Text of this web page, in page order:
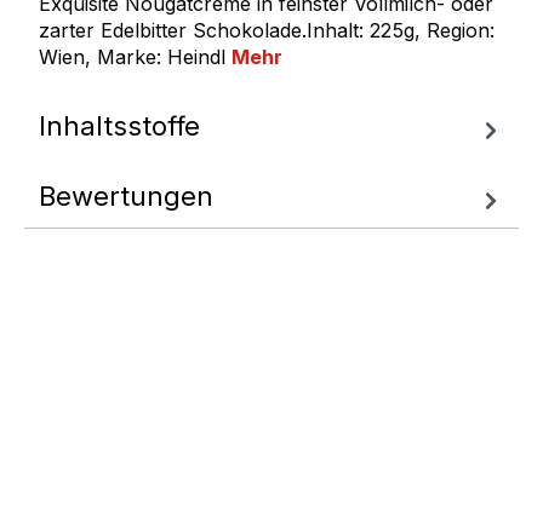
zarter Edelbitter Schokolade.Inhalt: 225g, Region:
Wien, Marke: Heindl Mehr
Inhaltsstoffe
Bewertungen